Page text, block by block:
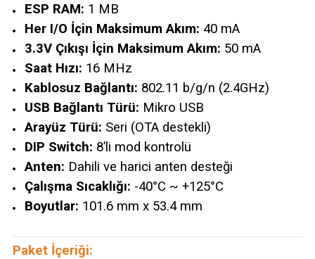
ESP RAM: 1 MB
Her I/O İçin Maksimum Akım: 40 mA
3.3V Çıkışı İçin Maksimum Akım: 50 mA
Saat Hızı: 16 MHz
Kablosuz Bağlantı: 802.11 b/g/n (2.4GHz)
USB Bağlantı Türü: Mikro USB
Arayüz Türü: Seri (OTA destekli)
DIP Switch: 8’li mod kontrolü
Anten: Dahili ve harici anten desteği
Çalışma Sıcaklığı: -40°C ~ +125°C
Boyutlar: 101.6 mm x 53.4 mm
Paket İçeriği: